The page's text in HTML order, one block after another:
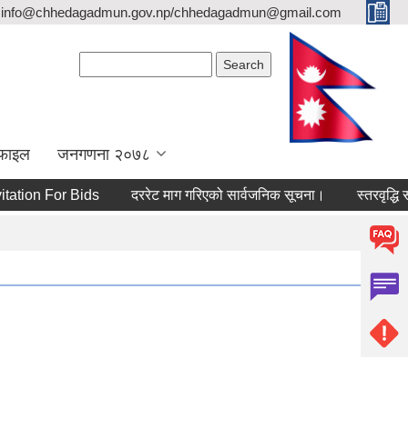
info@chhedagadmun.gov.np/chhedagadmun@gmail.com
जनगणना २०७८
For Bids दररेट माग गरिएको सार्वजनिक सूचना। स्तरवृद्धि